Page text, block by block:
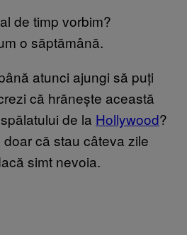
de timp vorbim?
o săptămână.
atunci ajungi să puți
că hrănește această
de la Hollywood?
că stau câteva zile
simt nevoia.